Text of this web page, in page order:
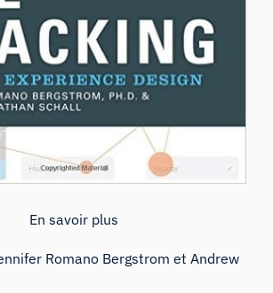
En savoir plus
Romano Bergstrom et Andrew